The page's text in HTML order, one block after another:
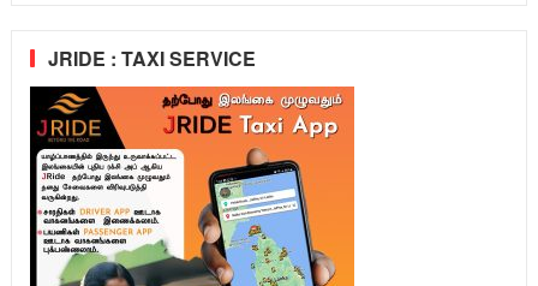
JRIDE : TAXI SERVICE